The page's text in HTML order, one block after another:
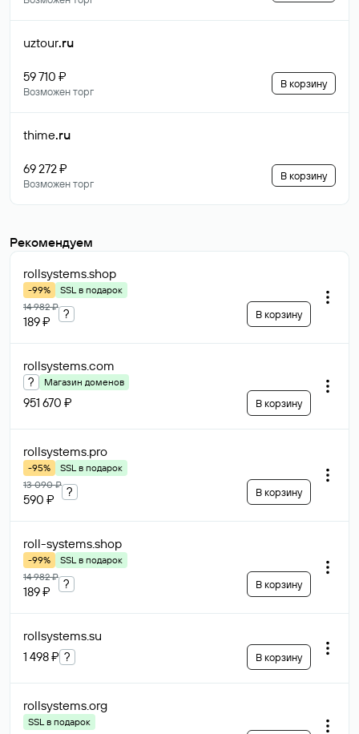
uztour.ru
59 710 ₽
Возможен торг
В корзину
thime.ru
69 272 ₽
Возможен торг
В корзину
Рекомендуем
rollsystems.shop
-99%
SSL в подарок
14 982 ₽
189 ₽
? В корзину
rollsystems.com
? Магазин доменов
951 670 ₽ В корзину
rollsystems.pro
-95%
SSL в подарок
13 090 ₽
590 ₽
? В корзину
roll-systems.shop
-99%
SSL в подарок
14 982 ₽
189 ₽
? В корзину
rollsystems.su
1 498 ₽ ? В корзину
rollsystems.org
SSL в подарок